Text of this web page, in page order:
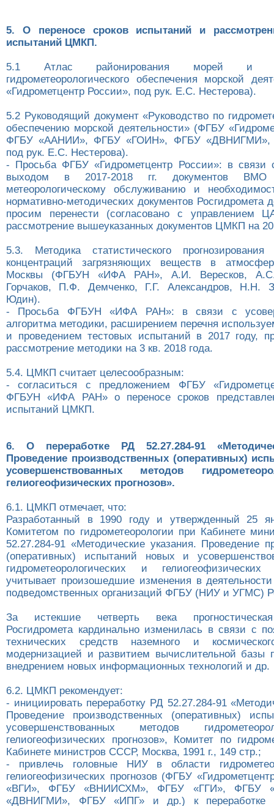
5. О переносе сроков испытаний и
испытаний ЦМКП.
5.1 Атлас районирования морей и
гидрометеорологического обеспечения морской
«Гидрометцентр России», под рук. Е.С. Нестерова).
5.2 Руководящий документ «Руководство по
обеспечению морской деятельности» (ФГБУ
ФГБУ «ААНИИ», ФГБУ «ГОИН», ФГБУ «ДВНИГМИ»,
под рук. Е.С. Нестерова).
- Просьба ФГБУ «Гидрометцентр России»: в связи
выходом в 2017-2018 гг. документов
метеорологическому обслуживанию и
нормативно-методических документов
просим перенести (согласовано с управлением
рассмотрение вышеуказанных документов ЦМКП на
5.3. Методика статистического прогнозирования
концентраций загрязняющих веществ в
Москвы (ФГБУН «ИФА РАН», А.И. Вересков, А.С.
Горчаков, П.Ф. Демченко, Г.Г. Александров, Н.Н.
Юдин).
- Просьба ФГБУН «ИФА РАН»: в связи с
алгоритма методики, расширением перечня
и проведением тестовых испытаний в 2017 году,
рассмотрение методики на 3 кв. 2018 года.
5.4. ЦМКП считает целесообразным:
- согласиться с предложением ФГБУ
ФГБУН «ИФА РАН» о переносе сроков
испытаний ЦМКП.
6. О переработке РД 52.27.284-91
Проведение производственных (оперативных)
усовершенствованных методов
гелиогеофизических прогнозов».
6.1. ЦМКП отмечает, что:
Разработанный в 1990 году и утвержденный 25
Комитетом по гидрометеорологии при Кабинете
52.27.284-91 «Методические указания. Проведение
(оперативных) испытаний новых и
гидрометеорологических и
учитывает произошедшие изменения в
подведомственных организаций ФГБУ (НИУ и УГМС)
За истекшие четверть века прогностическая
Росгидромета кардинально изменилась в связи с
технических средств наземного и
модернизацией и развитием вычислительной базы
внедрением новых информационных технологий и др.
6.2. ЦМКП рекомендует:
- инициировать переработку РД 52.27.284-91
Проведение производственных (оперативных)
усовершенствованных методов
гелиогеофизических прогнозов», Комитет по
Кабинете министров СССР, Москва, 1991 г., 149 стр.;
- привлечь головные НИУ в области
гелиогеофизических прогнозов (ФГБУ
«ВГИ», ФГБУ «ВНИИСХМ», ФГБУ «ГГИ», ФГБУ
«ДВНИГМИ», ФГБУ «ИПГ» и др.) к переработке